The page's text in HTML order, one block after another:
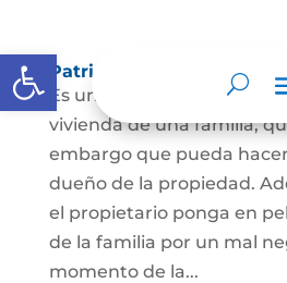
Abrir barra de herramientas
Patrimonio de familia
Es una clase especial de
vivienda de una familia,
embargo que pueda
dueño de la propiedad.
el propietario ponga en
de la familia por un mal
momento de la...